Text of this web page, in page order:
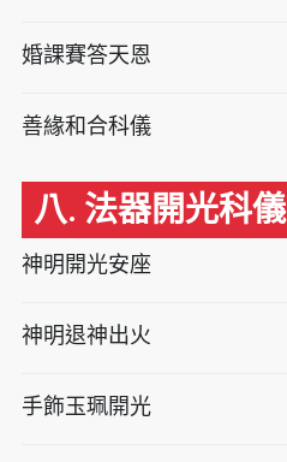
婚課賽答天恩
善緣和合科儀
八. 法器開光科儀
神明開光安座
神明退神出火
手飾玉珮開光